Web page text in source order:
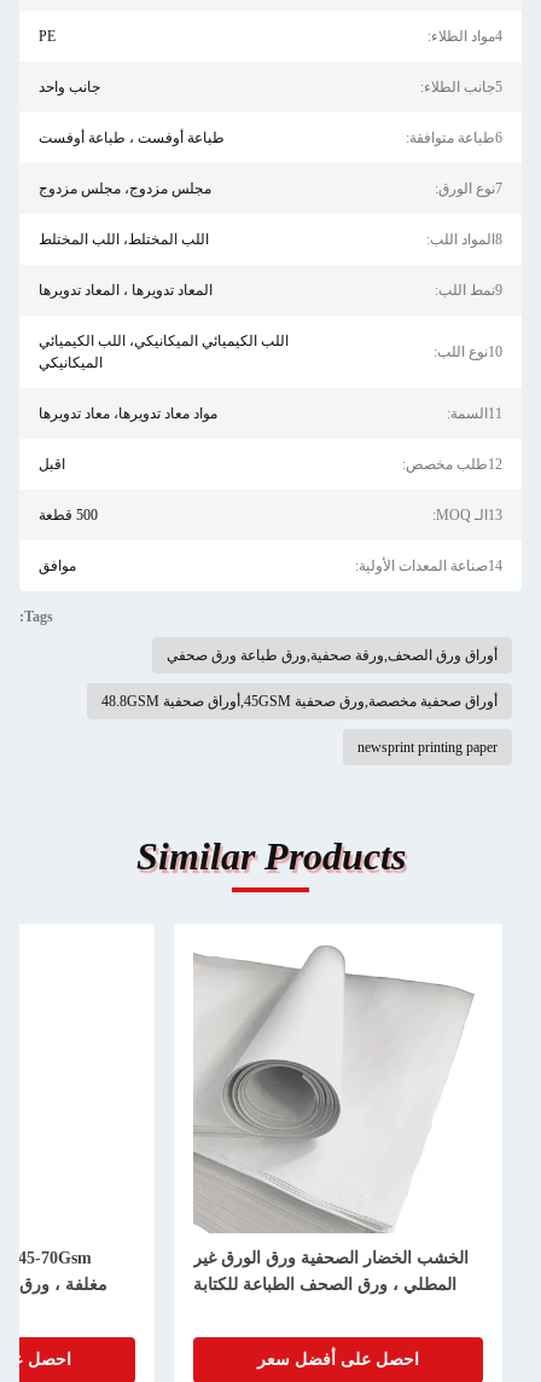
4مواد الطلاء: PE
5جانب الطلاء: جانب واحد
6طباعة متوافقة: طباعة أوفست ، طباعة أوفست
7نوع الورق: مجلس مزدوج، مجلس مزدوج
8المواد اللب: اللب المختلط، اللب المختلط
9نمط اللب: المعاد تدويرها ، المعاد تدويرها
10نوع اللب:
اللب الكيميائي الميكانيكي، اللب الكيميائي
الميكانيكي
11السمة: مواد معاد تدويرها، معاد تدويرها
12طلب مخصص: اقبل
13الـ MOQ: 500 قطعة
14صناعة المعدات الأولية: موافق
Tags:
أوراق ورق الصحف,ورقة صحفية,ورق طباعة ورق صحفي
أوراق صحفية مخصصة,ورق صحفية 45GSM,أوراق صحفية 48.8GSM
newsprint printing paper
Similar Products
الخشب الخضار الصحفية ورق الورق غير
المطلي ، ورق الصحف الطباعة للكتابة
احصل على أفضل سعر
مغلفة ، ورق
احصل